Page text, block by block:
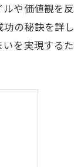
や価値観を
の秘訣を詳
を実現する